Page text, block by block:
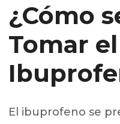
¿Cómo
Tomar el
El ibuprofeno se